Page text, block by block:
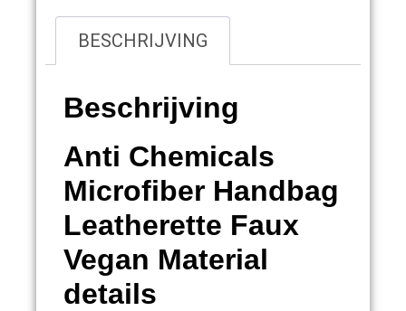
BESCHRIJVING
Beschrijving
Anti Chemicals
Microfiber Handbag
Leatherette Faux
Vegan Material
details